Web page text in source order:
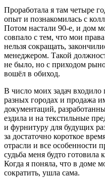
Проработала я там четыре
опыт и познакомилась с
Потом настали 90-е, и дом
совпало с тем, что мои
нельзя сокращать,
менеджером. Такой
не было, но с приходом
вошёл в обиход.
В число моих задач
разных городах и продажа
документаций,
ездила и на текстильные
и фурнитуру для будущих
за достаточно короткое
отрасли и все особенности
судьба меня будто готовила
Когда я поняла, что в доме
сократить, ушла сама.